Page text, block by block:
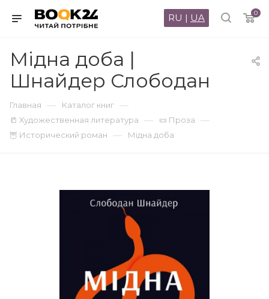
0
RU | UA
Мідна доба |
Шнайдер Слободан
Главная — Каталог книг —
📒 Художественная литература — 📜 Проза —
🦉 Исторический роман — Мідна доба